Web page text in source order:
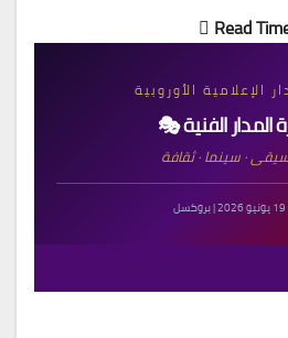
Read
الإعلامية الأوروبية
المدار الفنية 🎭
· سينما · ثقافة